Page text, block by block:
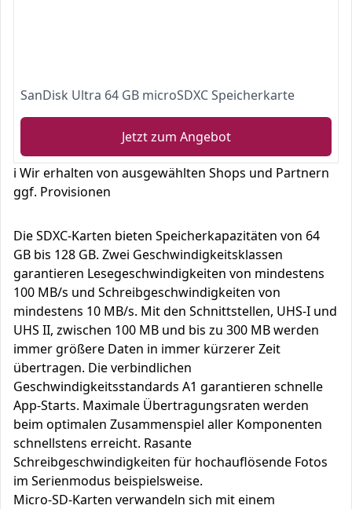
SanDisk Ultra 64 GB microSDXC Speicherkarte
Jetzt zum Angebot
ℹ️ Wir erhalten von ausgewählten Shops und Partnern
ggf. Provisionen
Die SDXC-Karten bieten Speicherkapazitäten von 64
GB bis 128 GB. Zwei Geschwindigkeitsklassen
garantieren Lesegeschwindigkeiten von mindestens
100 MB/s und Schreibgeschwindigkeiten von
mindestens 10 MB/s. Mit den Schnittstellen, UHS-I und
UHS II, zwischen 100 MB und bis zu 300 MB werden
immer größere Daten in immer kürzerer Zeit
übertragen. Die verbindlichen
Geschwindigkeitsstandards A1 garantieren schnelle
App-Starts. Maximale Übertragungsraten werden
beim optimalen Zusammenspiel aller Komponenten
schnellstens erreicht. Rasante
Schreibgeschwindigkeiten für hochauflösende Fotos
im Serienmodus beispielsweise.
Micro-SD-Karten verwandeln sich mit einem